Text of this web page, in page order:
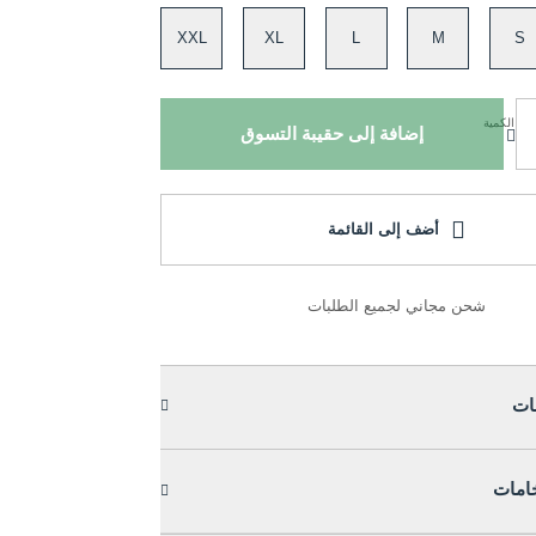
S
M
L
XL
XXL
الكمية
إضافة إلى حقيبة التسوق
أضف إلى القائمة
شحن مجاني لجميع الطلبات